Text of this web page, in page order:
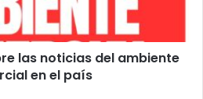
las noticias del ambiente
en el país